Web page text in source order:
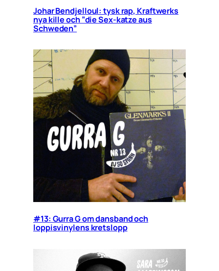
Johar Bendjelloul: tysk rap, Kraftwerks
nya kille och ”die Sex-katze aus
Schweden”
#13: Gurra G om dansband och
loppisvinylens kretslopp